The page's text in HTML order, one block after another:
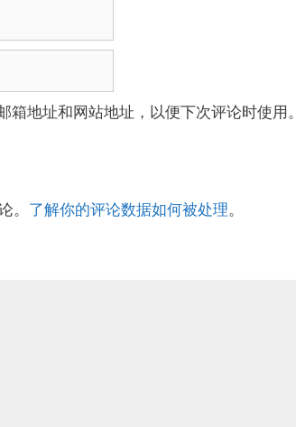
地址和网站地址，以便下次评论时使用。
。 了解你的评论数据如何被处理。